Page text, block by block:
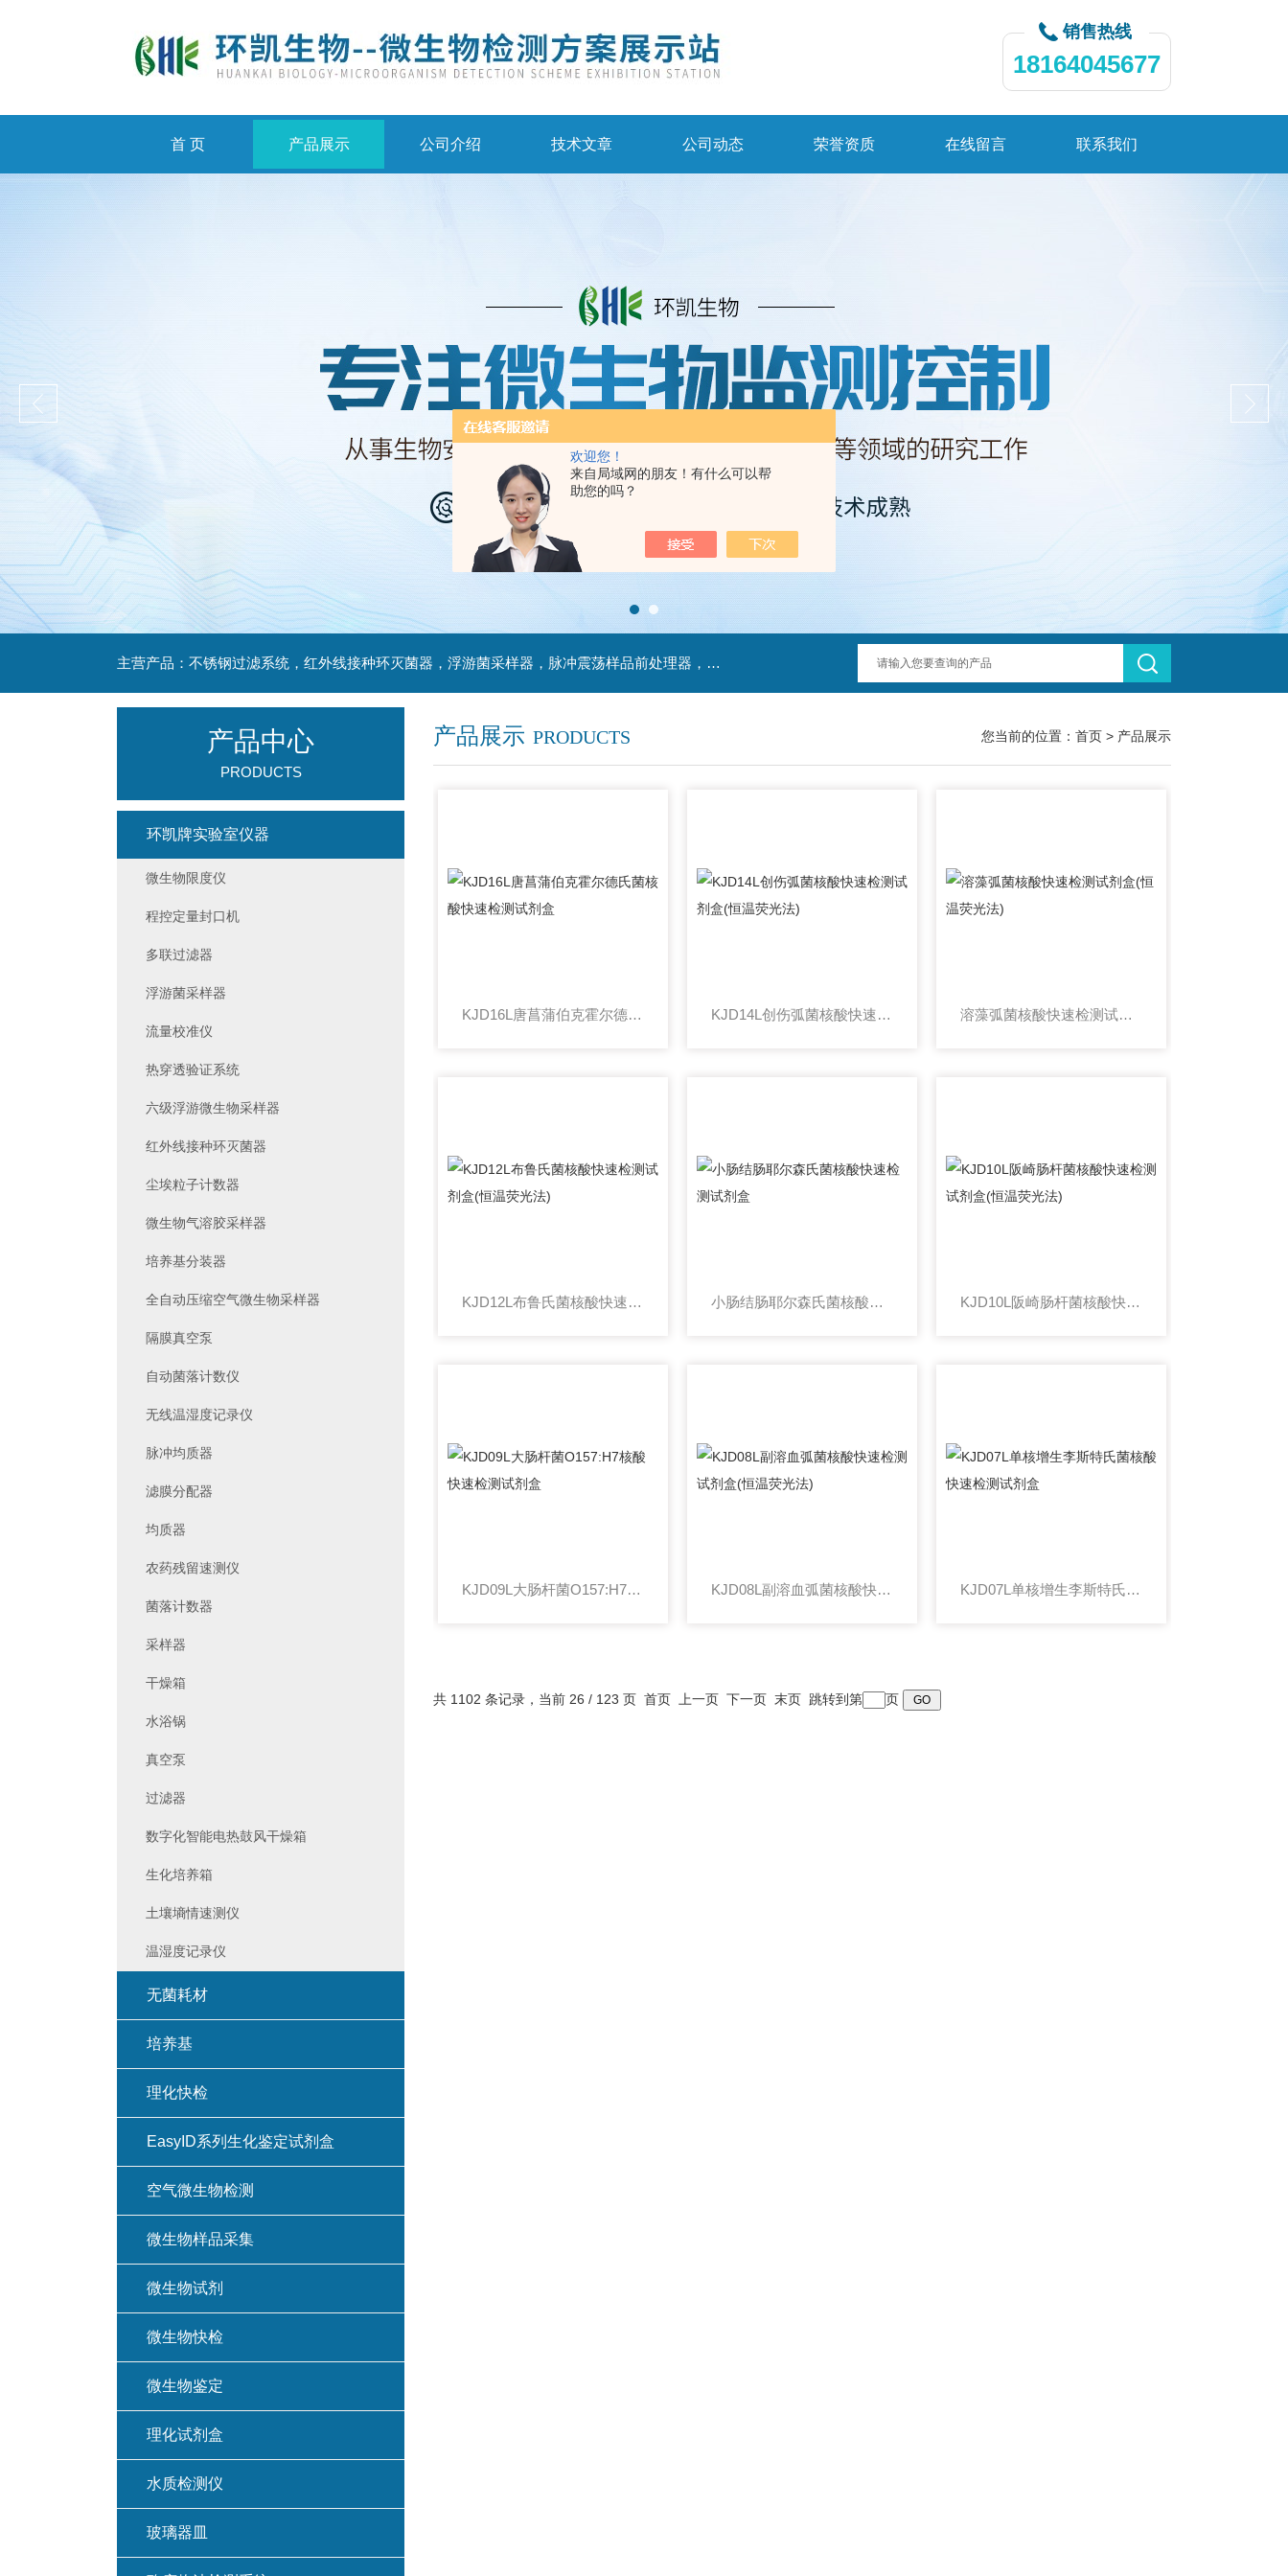
欢迎您！
来自局域网的朋友！有什么可以帮
助您的吗？
销售热线
18164045677
首 页 产品展示 公司介绍 技术文章 公司动态 荣誉资质 在线留言 联系我们
主营产品：不锈钢过滤系统，红外线接种环灭菌器，浮游菌采样器，脉冲震荡样品前处理器，数字化智能电热鼓风干燥箱，数字化智能电热恒温培养箱，实验室设备及环境温湿度监测系统，洁净工作台等实验设仪器设备。
产品展示 PRODUCTS 您当前的位置： 首页 > 产品展示
KJD16L唐菖蒲伯克霍尔德氏菌核酸快速检测试剂盒 KJD14L创伤弧菌核酸快速检测试剂盒(恒温荧光法) 溶藻弧菌核酸快速检测试剂盒(恒温荧光法)
KJD12L布鲁氏菌核酸快速检测试剂盒(恒温荧光法) 小肠结肠耶尔森氏菌核酸快速检测试剂盒 KJD10L阪崎肠杆菌核酸快速检测试剂盒(恒温荧光法)
KJD09L大肠杆菌O157:H7核酸快速检测试剂盒 KJD08L副溶血弧菌核酸快速检测试剂盒(恒温荧光法) KJD07L单核增生李斯特氏菌核酸快速检测试剂盒
共 1102 条记录，当前 26 / 123 页 首页 上一页 下一页 末页 跳转到第 页
产品中心
PRODUCTS
环凯牌实验室仪器
微生物限度仪
程控定量封口机
多联过滤器
浮游菌采样器
流量校准仪
热穿透验证系统
六级浮游微生物采样器
红外线接种环灭菌器
尘埃粒子计数器
微生物气溶胶采样器
培养基分装器
全自动压缩空气微生物采样器
隔膜真空泵
自动菌落计数仪
无线温湿度记录仪
脉冲均质器
滤膜分配器
均质器
农药残留速测仪
菌落计数器
采样器
干燥箱
水浴锅
真空泵
过滤器
数字化智能电热鼓风干燥箱
生化培养箱
土壤墒情速测仪
温湿度记录仪
无菌耗材
培养基
理化快检
EasyID系列生化鉴定试剂盒
空气微生物检测
微生物样品采集
微生物试剂
微生物快检
微生物鉴定
理化试剂盒
水质检测仪
玻璃器皿